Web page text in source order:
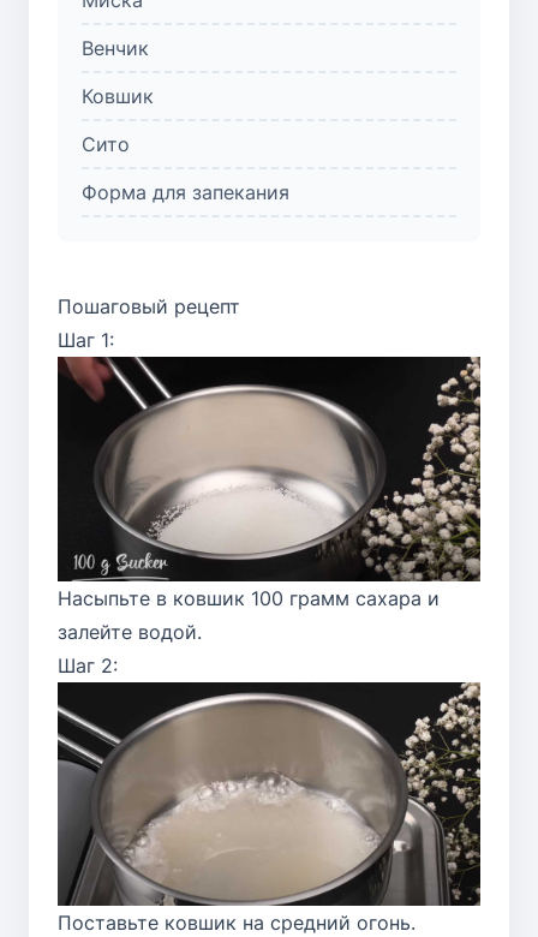
Венчик
Ковшик
Сито
Форма для запекания
Пошаговый рецепт
Шаг 1:
Насыпьте в ковшик 100 грамм сахара и
залейте водой.
Шаг 2:
Поставьте ковшик на средний огонь.